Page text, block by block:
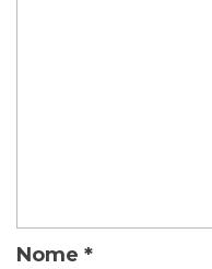
Nome *